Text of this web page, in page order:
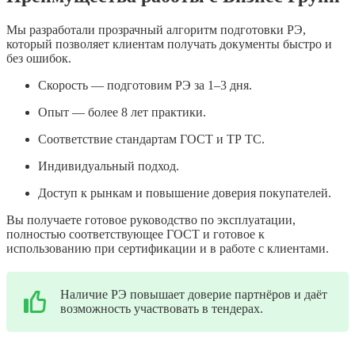
Мы разработали прозрачный алгоритм подготовки РЭ,
который позволяет клиентам получать документы быстро и
без ошибок.
Скорость — подготовим РЭ за 1–3 дня.
Опыт — более 8 лет практики.
Соответствие стандартам ГОСТ и ТР ТС.
Индивидуальный подход.
Доступ к рынкам и повышение доверия покупателей.
Вы получаете готовое руководство по эксплуатации,
полностью соответствующее ГОСТ и готовое к
использованию при сертификации и в работе с клиентами.
Наличие РЭ повышает доверие партнёров и даёт
возможность участвовать в тендерах.